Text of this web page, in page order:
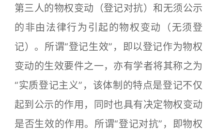
第三人的物权变动（登记对抗）和无须公示
的非由法律行为引起的物权变动（无须登
记）。所谓“登记生效”，即以登记作为物权
变动的生效要件之一，亦有学者将其称之为
“实质登记主义”，该体制的特点是登记不仅
起到公示的作用，同时也具有决定物权变动
是否生效的作用。所谓“登记对抗”，即物权